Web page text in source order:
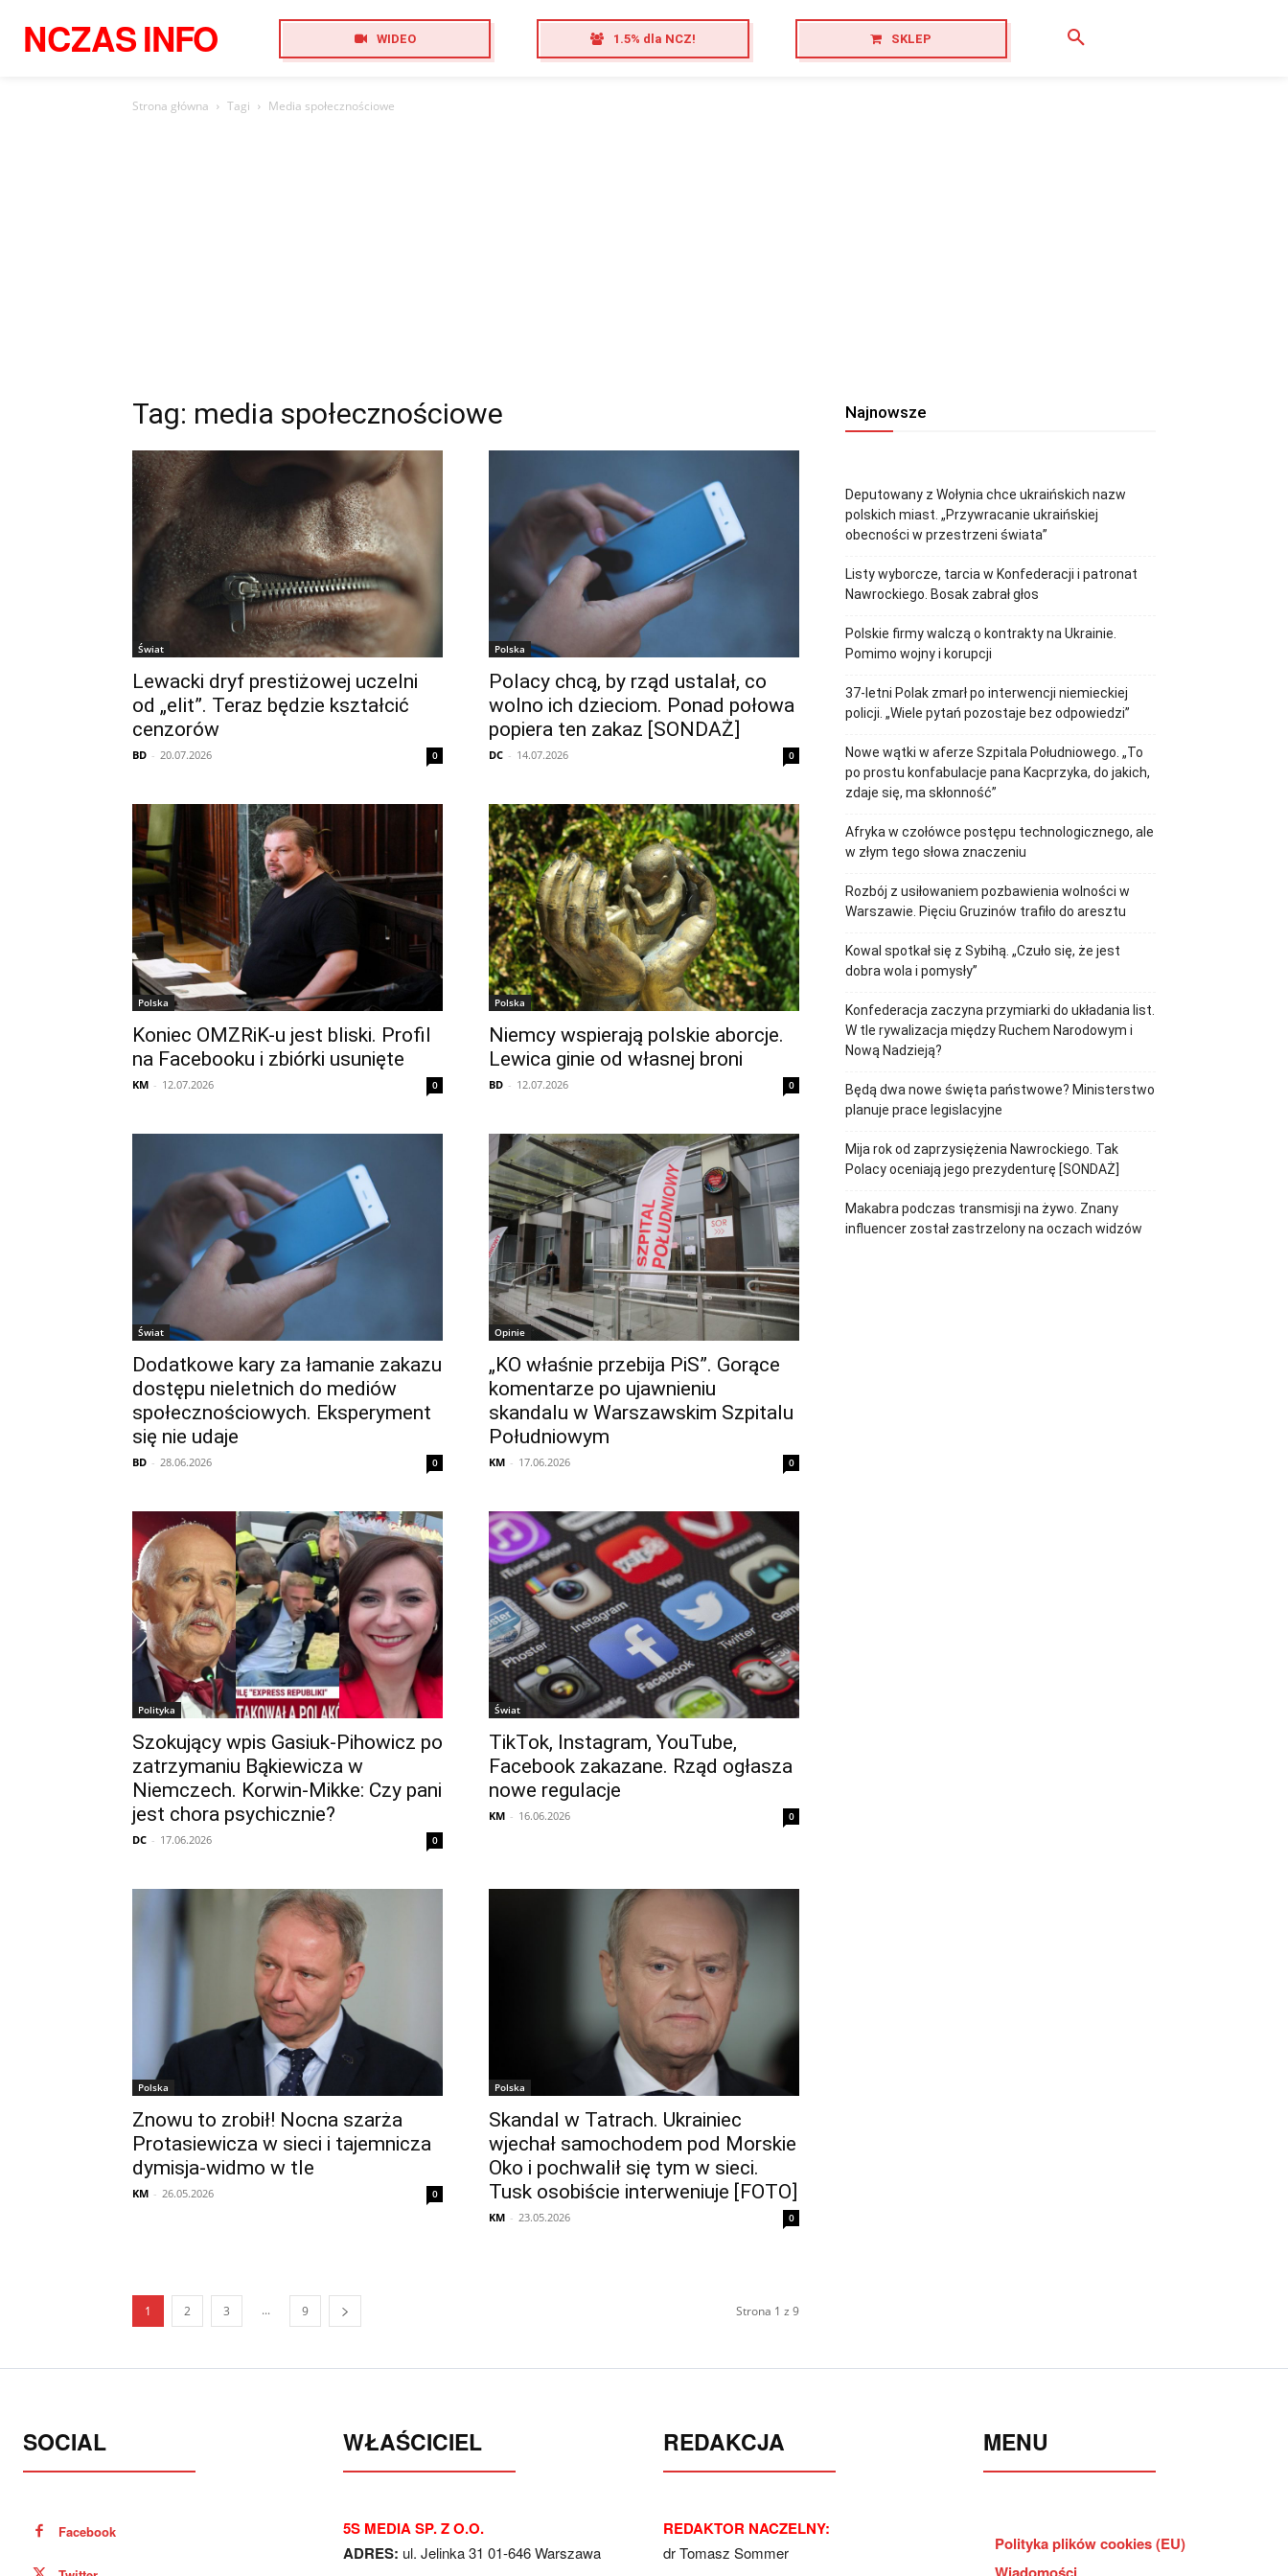
NCZASINFO WIDEO 1.5% dla NCZ! SKLEP
Strona główna Tagi Media społecznościowe
Tag: media społecznościowe
Świat
Lewacki dryf prestiżowej uczelni
od „elit”. Teraz będzie kształcić
cenzorów
BD - 20.07.2026 0
Polska
Polacy chcą, by rząd ustalał, co
wolno ich dzieciom. Ponad połowa
popiera ten zakaz [SONDAŻ]
DC - 14.07.2026 0
Polska
Koniec OMZRiK-u jest bliski. Profil
na Facebooku i zbiórki usunięte
KM - 12.07.2026 0
Polska
Niemcy wspierają polskie aborcje.
Lewica ginie od własnej broni
BD - 12.07.2026 0
Świat
Dodatkowe kary za łamanie zakazu
dostępu nieletnich do mediów
społecznościowych. Eksperyment
się nie udaje
BD - 28.06.2026 0
Opinie
„KO właśnie przebija PiS”. Gorące
komentarze po ujawnieniu
skandalu w Warszawskim Szpitalu
Południowym
KM - 17.06.2026 0
Polityka
Szokujący wpis Gasiuk-Pihowicz po
zatrzymaniu Bąkiewicza w
Niemczech. Korwin-Mikke: Czy pani
jest chora psychicznie?
DC - 17.06.2026 0
Świat
TikTok, Instagram, YouTube,
Facebook zakazane. Rząd ogłasza
nowe regulacje
KM - 16.06.2026 0
Polska
Znowu to zrobił! Nocna szarża
Protasiewicza w sieci i tajemnicza
dymisja-widmo w tle
KM - 26.05.2026 0
Polska
Skandal w Tatrach. Ukrainiec
wjechał samochodem pod Morskie
Oko i pochwalił się tym w sieci.
Tusk osobiście interweniuje [FOTO]
KM - 23.05.2026 0
1 2 3 ... 9 Strona 1 z 9
Najnowsze
Deputowany z Wołynia chce ukraińskich nazw
polskich miast. „Przywracanie ukraińskiej
obecności w przestrzeni świata”
Listy wyborcze, tarcia w Konfederacji i patronat
Nawrockiego. Bosak zabrał głos
Polskie firmy walczą o kontrakty na Ukrainie.
Pomimo wojny i korupcji
37-letni Polak zmarł po interwencji niemieckiej
policji. „Wiele pytań pozostaje bez odpowiedzi”
Nowe wątki w aferze Szpitala Południowego. „To
po prostu konfabulacje pana Kacprzyka, do jakich,
zdaje się, ma skłonność”
Afryka w czołówce postępu technologicznego, ale
w złym tego słowa znaczeniu
Rozbój z usiłowaniem pozbawienia wolności w
Warszawie. Pięciu Gruzinów trafiło do aresztu
Kowal spotkał się z Sybihą. „Czuło się, że jest
dobra wola i pomysły”
Konfederacja zaczyna przymiarki do układania list.
W tle rywalizacja między Ruchem Narodowym i
Nową Nadzieją?
Będą dwa nowe święta państwowe? Ministerstwo
planuje prace legislacyjne
Mija rok od zaprzysiężenia Nawrockiego. Tak
Polacy oceniają jego prezydenturę [SONDAŻ]
Makabra podczas transmisji na żywo. Znany
influencer został zastrzelony na oczach widzów
SOCIAL
Facebook
WŁAŚCICIEL
5S MEDIA SP. Z O.O.
ADRES: ul. Jelinka 31 01-646 Warszawa
REDAKCJA
REDAKTOR NACZELNY:
dr Tomasz Sommer
MENU
Polityka plików cookies (EU)